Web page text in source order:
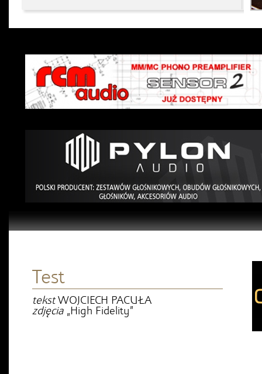
Test
tekstWOJCIECH PACUŁA
zdjęcia „High Fidelity”